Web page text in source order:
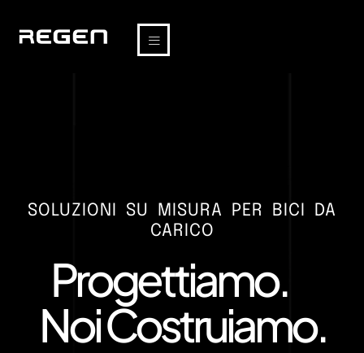
SOLUZIONI SU MISURA PER BICI DA
CARICO
Progettiamo.
Noi Costruiamo.